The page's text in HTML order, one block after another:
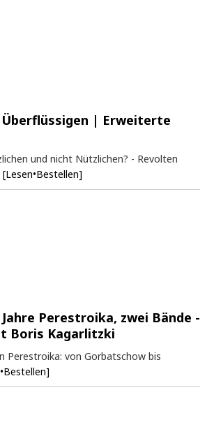
| Erweiterte
und nicht Nützlichen? - Revolten
[Lesen•Bestellen]
Jahre Perestroika, zwei Bände -
Boris Kagarlitzki
Perestroika: von Gorbatschow bis